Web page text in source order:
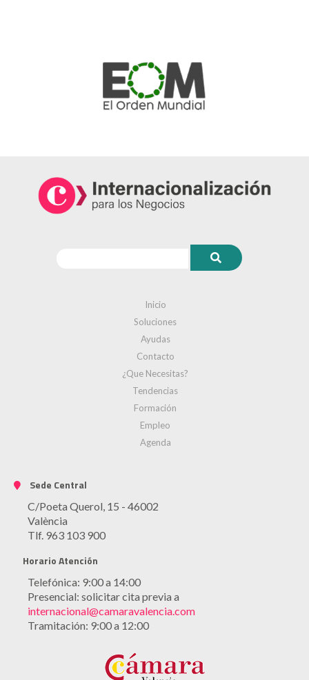
Inicio
Soluciones
Ayudas
Contacto
¿Que Necesitas?
Tendencias
Formación
Empleo
Agenda
Sede Central
C/Poeta Querol, 15 - 46002
València
Tlf. 963 103 900
Horario Atención
Telefónica: 9:00 a 14:00
Presencial: solicitar cita previa a
internacional@camaravalencia.com
Tramitación: 9:00 a 12:00